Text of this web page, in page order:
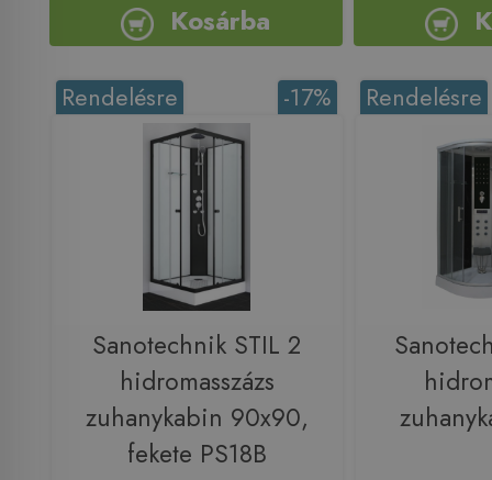
Kosárba
-17%
Rendelésre
Sanotechnik STIL 2
hidromasszázs
zuhanykabin 90x90,
fekete PS18B
Rendelésre